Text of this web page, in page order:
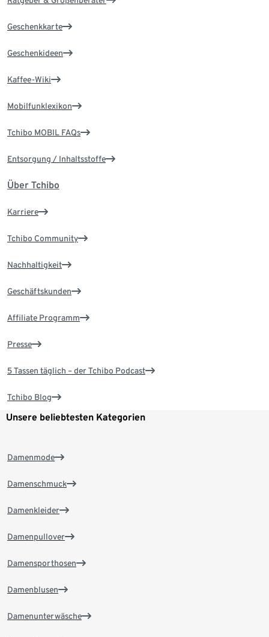
Geschenkkarte
Geschenkideen
Kaffee-Wiki
Mobilfunklexikon
Tchibo MOBIL FAQs
Entsorgung / Inhaltsstoffe
Über Tchibo
Karriere
Tchibo Community
Nachhaltigkeit
Geschäftskunden
Affiliate Programm
Presse
5 Tassen täglich – der Tchibo Podcast
Tchibo Blog
Unsere beliebtesten Kategorien
Damenmode
Damenschmuck
Damenkleider
Damenpullover
Damensporthosen
Damenblusen
Damenunterwäsche